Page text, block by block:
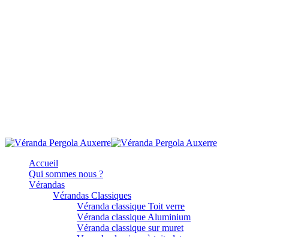
Accueil
Qui sommes nous ?
Vérandas
Vérandas Classiques
Véranda classique Toit verre
Véranda classique Aluminium
Véranda classique sur muret